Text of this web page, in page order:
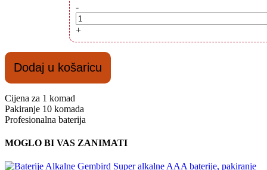
-Baterija
alkalna
LR6
Procell
količina
+
Dodaj u košaricu
Cijena za 1 komad
Pakiranje 10 komada
Profesionalna baterija
MOGLO BI VAS ZANIMATI